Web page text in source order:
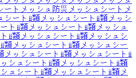
ートメッシュ防災メッシュシートメ
シートⅱ類メッシュシートⅱ類メッシ
トⅱ類メッシュシートⅱ類メッシュ
ⅱ類メッシュシートⅱ類メッシュシ
類メッシュシートⅱ類メッシュシー
メッシュシートⅱ類メッシュシートⅱ
シュシートⅱ類メッシュシートⅱ類
ュシートⅱ類メッシュシートⅱ類メ